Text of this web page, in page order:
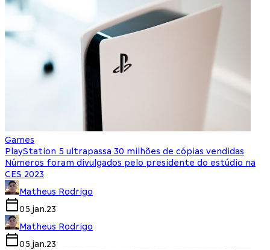
Games
PlayStation 5 ultrapassa 30 milhões de cópias vendidas
Números foram divulgados pelo presidente do estúdio na
CES 2023
Matheus Rodrigo
05.jan.23
Matheus Rodrigo
05.jan.23